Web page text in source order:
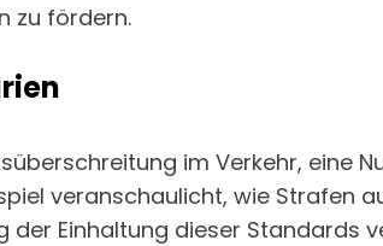
zu fördern.
im Verkehr, eine
veranschaulicht, wie Strafen
Einhaltung dieser Standards